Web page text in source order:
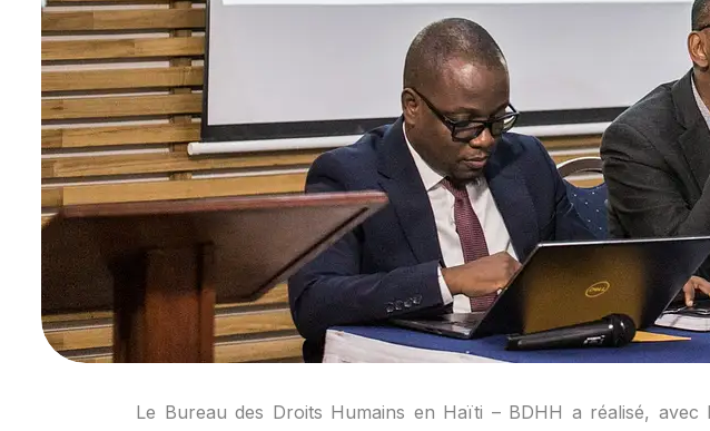
Le Bureau des Droits Humains en Haïti – BDHH a réalisé,